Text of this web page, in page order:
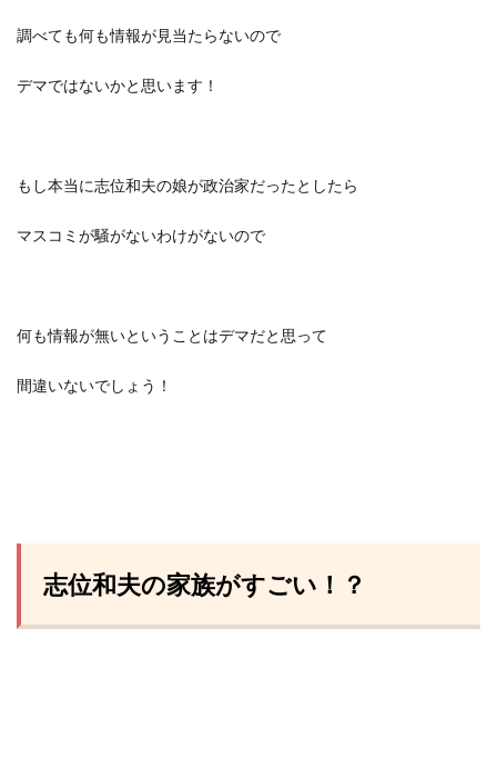
調べても何も情報が見当たらないので
デマではないかと思います！
もし本当に志位和夫の娘が政治家だったとしたら
マスコミが騒がないわけがないので
何も情報が無いということはデマだと思って
間違いないでしょう！
志位和夫の家族がすごい！？